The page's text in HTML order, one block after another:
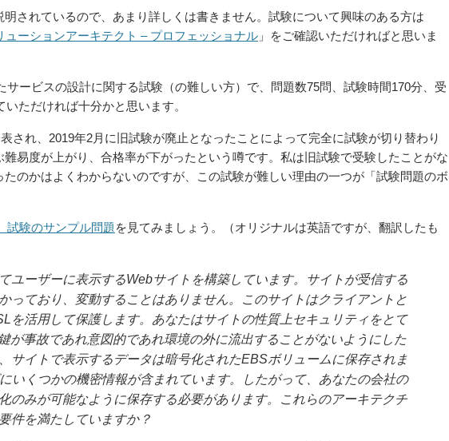
されているので、あまり詳しくは書きません。試験について興味のある方は
ューションアーキテクト – プロフェッショナル 」をご確認いただければと思いま
サービスの設計に関する試験（の難しい方）で、問題数75問、試験時間170分、受
ただければ十分かと思います。
され、2019年2月に旧試験が廃止となったことによって完全に試験が切り替わり
易度が上がり、合格率が下がったという噂です。私は旧試験で受験したことがな
のかはよくわからないのですが、この試験が難しい理由の一つが「試験問題のボ
試験のサンプル問題 を見てみましょう。（オリジナルは英語ですが、翻訳したも
ユーザーに表示するWebサイトを構築しています。サイトが受信する
っており、変動することはありません。このサイトはクライアントと
を活用して保護します。あなたはサイトの性質上セキュリティをとて
が事故であれ意図的であれ環境の外に流出することがないようにした
サイトで表示するデータは暗号化されたEBSボリュームに保存されま
いくつかの機密情報が含まれています。したがって、あなたの会社の
のみが可能なように保存する必要があります。これらのアーキテクチ
件を満たしていますか？